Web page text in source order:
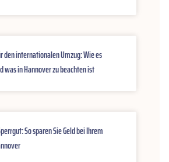
den internationalen Umzug: Wie es
in Hannover zu beachten ist
So sparen Sie Geld bei Ihrem